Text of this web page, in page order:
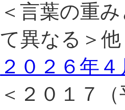
＜言葉の重
て異なる＞他
２０２６年
＜２０１７